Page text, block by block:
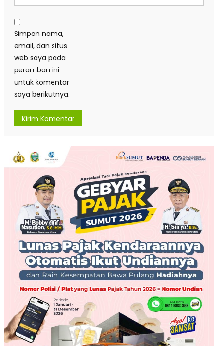
Simpan nama,
email, dan situs
web saya pada
peramban ini
untuk komentar
saya berikutnya.